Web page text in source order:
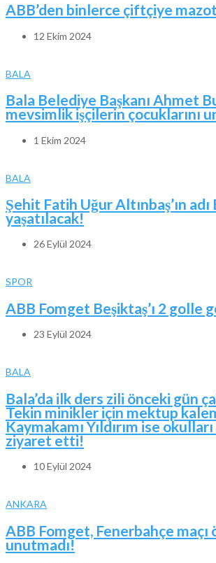
ABB’den binlerce çiftçiye
12 Ekim 2024
BALA
Bala Belediye Başkanı Ahmet
mevsimlik işçilerin çocuklarını
1 Ekim 2024
BALA
Şehit Fatih Uğur Altınbaş’ın adı
yaşatılacak!
26 Eylül 2024
SPOR
ABB Fomget Beşiktaş’ı 2 golle
23 Eylül 2024
BALA
Bala’da ilk ders zili önceki gün
Tekin minikler için mektup
Kaymakamı Yıldırım ise
ziyaret etti!
10 Eylül 2024
ANKARA
ABB Fomget, Fenerbahçe maçı
unutmadı!